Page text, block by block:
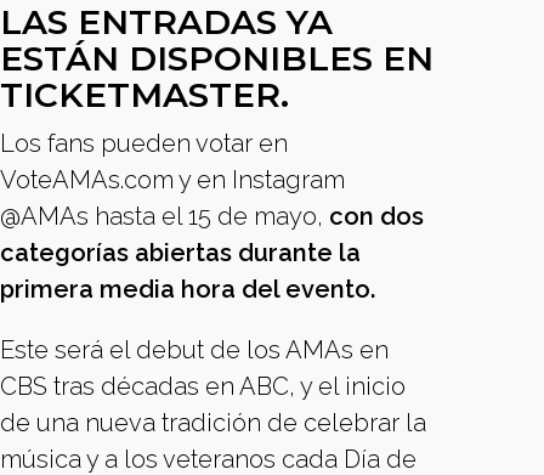
LAS ENTRADAS YA
ESTÁN DISPONIBLES EN
TICKETMASTER.
Los fans pueden votar en
VoteAMAs.com y en Instagram
@AMAs hasta el 15 de mayo, con dos
categorías abiertas durante la
primera media hora del evento.
Este será el debut de los AMAs en
CBS tras décadas en ABC, y el inicio
de una nueva tradición de celebrar la
música y a los veteranos cada Día de